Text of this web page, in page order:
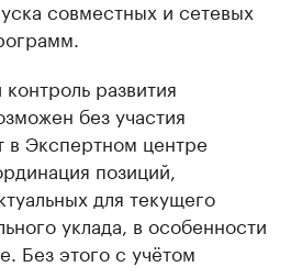
совместных и сетевых
развития
без участия
в Экспертном центре
позиций,
для текущего
уклада, в особенности
Без этого с учётом